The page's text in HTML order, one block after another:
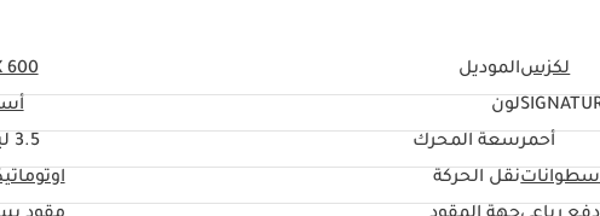
لكزسالموديل
600
لون
أحمرسعة المحرك
3.5 ليتر
نقل الحركة